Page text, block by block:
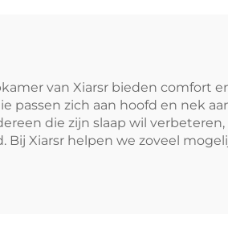
van Xiarsr bieden comfort
zich aan hoofd en nek
die zijn slaap wil
Xiarsr helpen we zoveel